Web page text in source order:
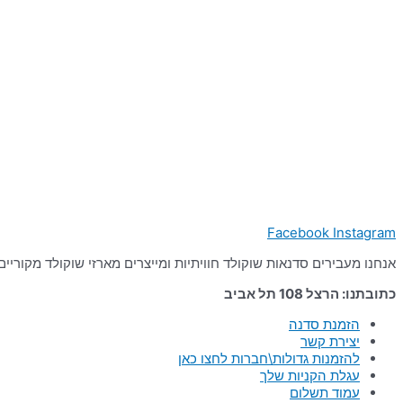
Facebook Instagram
אנחנו מעבירים סדנאות שוקולד חוויתיות ומייצרים מארזי שוקולד מקוריים מערננים ומעוררי השראה
כתובתנו: הרצל 108 תל אביב
הזמנת סדנה
יצירת קשר
להזמנות גדולות\חברות לחצו כאן
עגלת הקניות שלך
עמוד תשלום